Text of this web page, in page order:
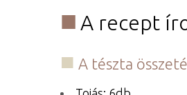
A recept
A tészta